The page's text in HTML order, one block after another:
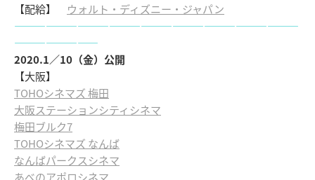
【配給】 ウォルト・ディズニー・ジャパン
―――――――――――――――――――――――――――
――――――――
2020.1／10（金）公開
【大阪】
TOHOシネマズ 梅田
大阪ステーションシティシネマ
梅田ブルク7
TOHOシネマズ なんば
なんばパークスシネマ
あべのアポロシネマ